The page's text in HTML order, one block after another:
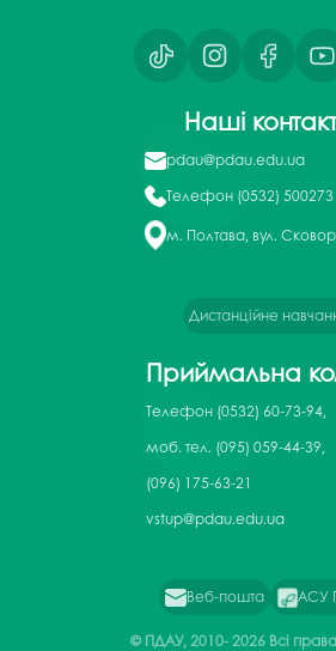
Наші
pdau@pdau.edu.ua
Телефон (0532) 500273
м. Полтава, вул.
Дистанційне
Приймальна
Телефон (0532) 60-73-94,
моб. тел. (095) 059-44-39,
(096) 175-63-21
vstup@pdau.edu.ua
Веб-пошта АСУ
© ПДАУ, 2010-2026 Всі